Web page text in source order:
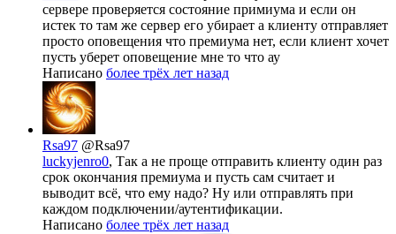
сервере проверяется состояние примиума и если он
истек то там же сервер его убирает а клиенту отправляет
просто оповещения что премиума нет, если клиент хочет
пусть уберет оповещение мне то что ау
Написано более трёх лет назад
Rsa97 @Rsa97
luckyjenro0, Так а не проще отправить клиенту один раз
срок окончания премиума и пусть сам считает и
выводит всё, что ему надо? Ну или отправлять при
каждом подключении/аутентификации.
Написано более трёх лет назад